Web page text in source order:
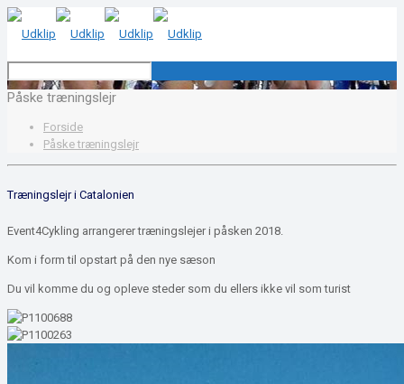
Påske træningslejr
Forside
Påske træningslejr
Træningslejr i Catalonien
Event4Cykling arrangerer træningslejer i påsken 2018.
Kom i form til opstart på den nye sæson
Du vil komme du og opleve steder som du ellers ikke vil som turist